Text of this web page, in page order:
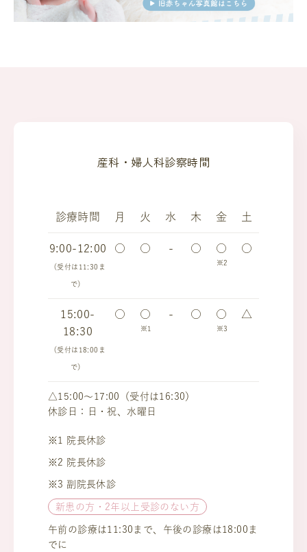
産科・婦人科診察時間
診療時間 月 火 水 木 金 土
9:00-12:00
（受付は11:30ま
で）
○ ○ - ○ ○
※2
○
15:00-
18:30
（受付は18:00ま
で）
○ ○
※1
- ○ ○
※3
△
△15:00～17:00（受付は16:30）
休診日：日・祝、水曜日
※1 院長休診
※2 院長休診
※3 副院長休診
新患の方・2年以上受診のない方
午前の診療は11:30まで、午後の診療は18:00ま
でに